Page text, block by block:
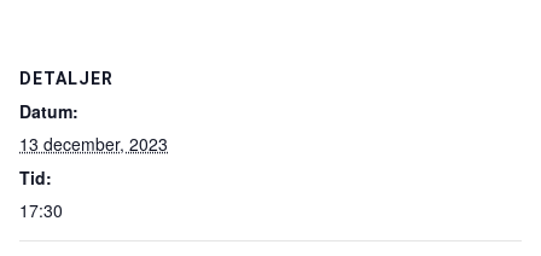
DETALJER
Datum:
13 december, 2023
Tid:
17:30